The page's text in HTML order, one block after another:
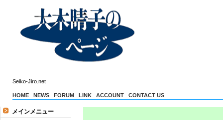
Seiko-Jiro.net
HOME NEWS FORUM LINK ACCOUNT CONTACT US
メインメニュー